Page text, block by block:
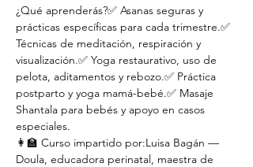
¿Qué aprenderás?✅ Asanas seguras y
prácticas específicas para cada trimestre.✅
Técnicas de meditación, respiración y
visualización.✅ Yoga restaurativo, uso de
pelota, aditamentos y rebozo.✅ Práctica
postparto y yoga mamá-bebé.✅ Masaje
Shantala para bebés y apoyo en casos
especiales.
👩‍🏫 Curso impartido por:Luisa Bagán —
Doula, educadora perinatal, maestra de